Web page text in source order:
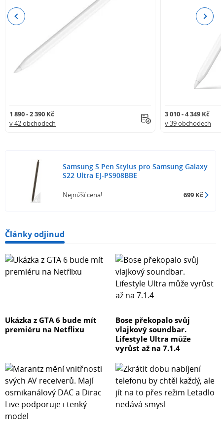
1 890 - 2 390 Kč
v 42 obchodech
3 010 - 4 349 Kč
v 39 obchodech
Previous Next
Samsung S Pen Stylus pro Samsung Galaxy
S22 Ultra EJ-PS908BBE
Nejnižší cena! 699 Kč
Články odjinud
Ukázka z GTA 6 bude mít
premiéru na Netflixu
Bose překopalo svůj
vlajkový soundbar.
Lifestyle Ultra může
vyrůst až na 7.1.4